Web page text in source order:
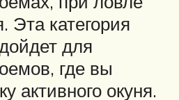
Эта категория
для
где вы
активного окуня.